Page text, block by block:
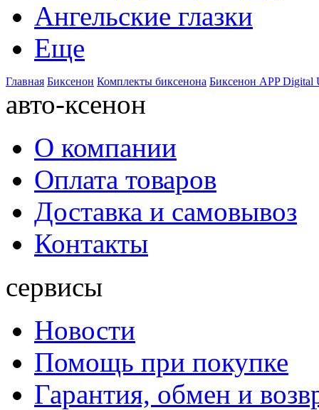
Ангельские глазки
Еще
Главная Биксенон Комплекты биксенона Биксенон APP Digital
авто-ксенон
О компании
Оплата товаров
Доставка и самовывоз
Контакты
сервисы
Новости
Помощь при покупке
Гарантия, обмен и